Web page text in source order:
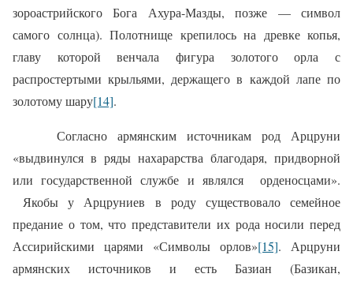
зороастрийского Бога Ахура-Мазды, позже — символ
самого солнца). Полотнище крепилось на древке копья,
главу которой венчала фигура золотого орла с
распростертыми крыльями, держащего в каждой лапе по
золотому шару[14].
Согласно армянским источникам род Арцруни
«выдвинулся в ряды нахарарства благодаря, придворной
или государственной службе и являлся
орденосцами».
Якобы у Арцруниев в роду существовало семейное
предание о том, что представители их рода носили перед
Ассирийскими царями «Символы орлов»[15]. Арцруни
армянских источников и есть Базиан (Базикан,